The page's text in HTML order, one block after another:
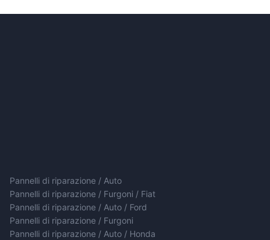
Pannelli di riparazione / Auto
Pannelli di riparazione / Furgoni / Fiat
Pannelli di riparazione / Auto / Ford
Pannelli di riparazione / Furgoni
Pannelli di riparazione / Auto / Honda